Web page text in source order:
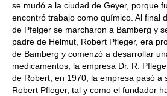
se mudó a la ciudad de Geyer, porque
encontró trabajo como químico. Al final
de Pfelger se marcharon a Bamberg y
padre de Helmut, Robert Pfleger, era
de Bamberg y comenzó a desarrollar
medicamentos, la empresa Dr. R.
de Robert, en 1970, la empresa pasó a
Robert Pfleger, tal y como el fundador